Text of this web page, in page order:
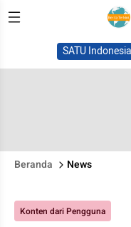
SATU
Beranda News
Konten dari Pengguna